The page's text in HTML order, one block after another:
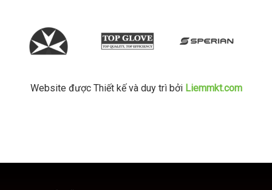
Website được Thiết kế và duy trì bởi Liemmkt.com